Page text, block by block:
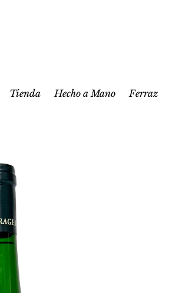
Tienda Hecho a Mano Ferraz